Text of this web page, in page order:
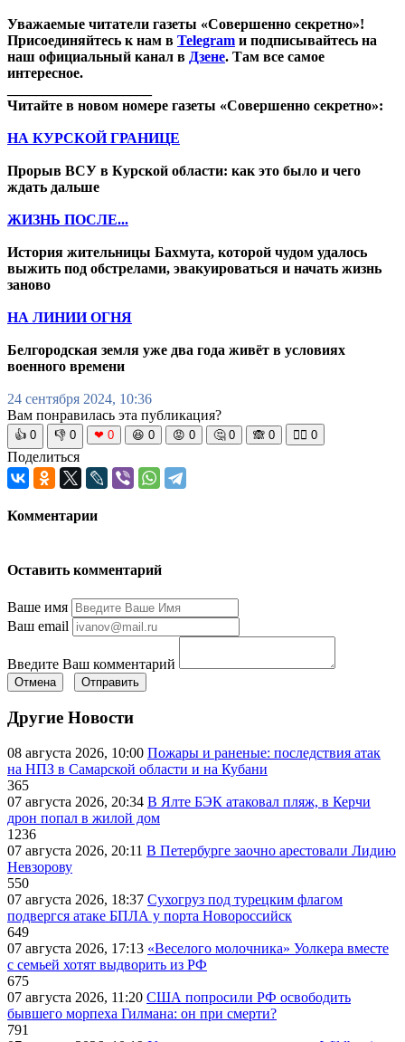
Уважаемые читатели газеты «Совершенно секретно»!
Присоединяйтесь к нам в Telegram и подписывайтесь на
наш официальный канал в Дзене. Там все самое
интересное.
Читайте в новом номере газеты «Совершенно секретно»:
НА КУРСКОЙ ГРАНИЦЕ
Прорыв ВСУ в Курской области: как это было и чего
ждать дальше
ЖИЗНЬ ПОСЛЕ...
История жительницы Бахмута, которой чудом удалось
выжить под обстрелами, эвакуироваться и начать жизнь
заново
НА ЛИНИИ ОГНЯ
Белгородская земля уже два года живёт в условиях
военного времени
24 сентября 2024, 10:36
Вам понравилась эта публикация?
👍 0 👎 0 ❤ 0 😆 0 😡 0 🤔 0 🙈 0 🧘‍♀️ 0
Поделиться
Комментарии
Оставить комментарий
Ваше имя
Ваш email
Введите Ваш комментарий
Отмена Отправить
Другие Новости
08 августа 2026, 10:00 Пожары и раненые: последствия атак
на НПЗ в Самарской области и на Кубани
365
07 августа 2026, 20:34 В Ялте БЭК атаковал пляж, в Керчи
дрон попал в жилой дом
1236
07 августа 2026, 20:11 В Петербурге заочно арестовали Лидию
Невзорову
550
07 августа 2026, 18:37 Сухогруз под турецким флагом
подвергся атаке БПЛА у порта Новороссийск
649
07 августа 2026, 17:13 «Веселого молочника» Уолкера вместе
с семьей хотят выдворить из РФ
675
07 августа 2026, 11:20 США попросили РФ освободить
бывшего морпеха Гилмана: он при смерти?
791